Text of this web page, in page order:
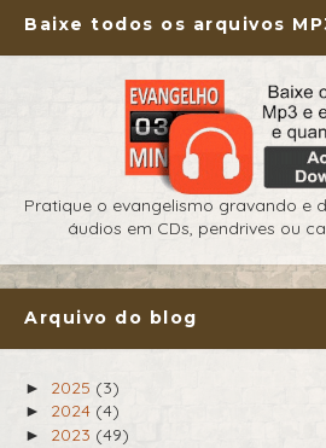
Baixe todos os arquivos
Pratique o evangelismo gravando e
áudios em CDs, pendrives ou
Arquivo do blog
► 2025 (3)
► 2024 (4)
► 2023 (49)